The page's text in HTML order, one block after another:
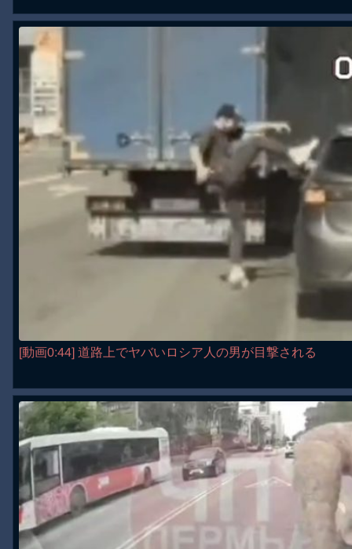
[動画0:44] 道路上でヤバいロシア人の男が目撃される